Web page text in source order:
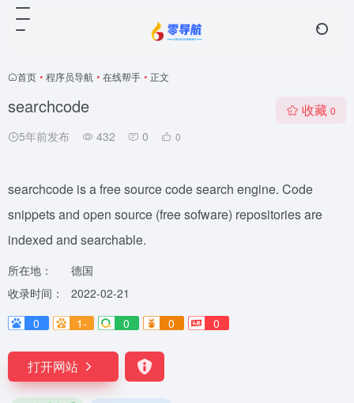
首页 • 程序员导航 • 在线帮手 • 正文
searchcode
5年前发布 432 0 0
收藏 0
searchcode is a free source code search engine. Code
snippets and open source (free sofware) repositories are
indexed and searchable.
所在地：
德国
收录时间：
2022-02-21
0
1- 0 0 0
打开网站